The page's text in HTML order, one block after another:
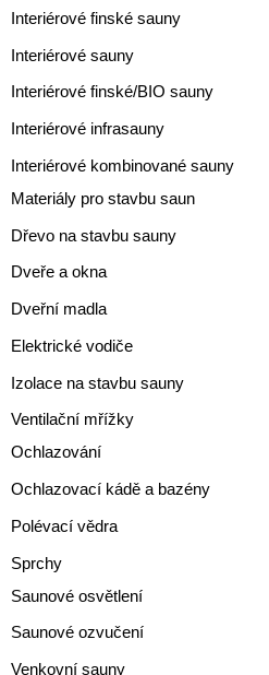
Interiérové finské sauny
Interiérové sauny
Interiérové finské/BIO sauny
Interiérové infrasauny
Interiérové kombinované sauny
Materiály pro stavbu saun
Dřevo na stavbu sauny
Dveře a okna
Dveřní madla
Elektrické vodiče
Izolace na stavbu sauny
Ventilační mřížky
Ochlazování
Ochlazovací kádě a bazény
Polévací vědra
Sprchy
Saunové osvětlení
Saunové ozvučení
Venkovní sauny